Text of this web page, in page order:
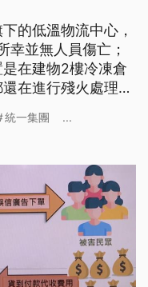
的低溫物流中心，
幸並無人員傷亡；
在建物2樓冷凍倉
在進行殘火處理，
統一集團 ...